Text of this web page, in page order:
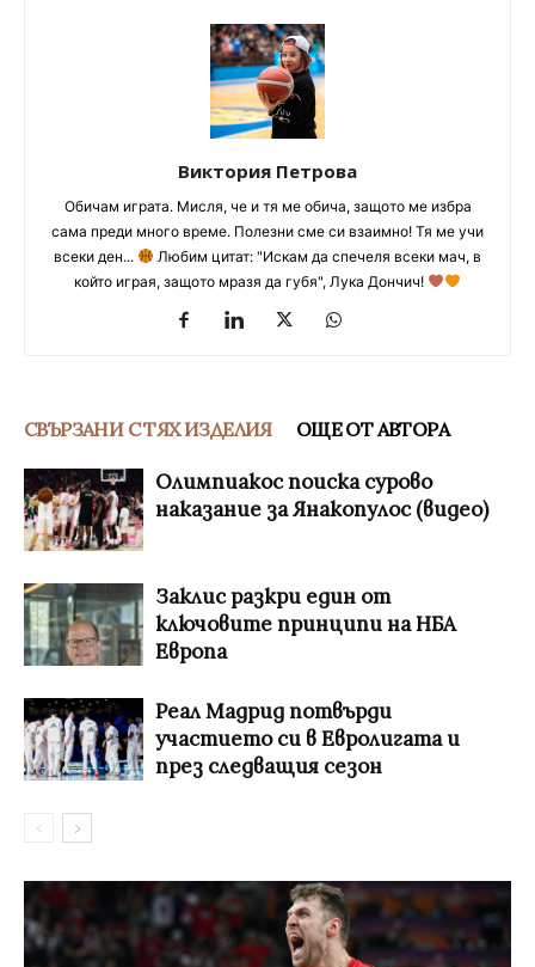
Виктория Петрова
Обичам играта. Мисля, че и тя ме обича, защото ме избра
сама преди много време. Полезни сме си взаимно! Тя ме учи
всеки ден...
Любим цитат: "Искам да спечеля всеки мач, в
който играя, защото мразя да губя", Лука Дончич!
СВЪРЗАНИ С ТЯХ ИЗДЕЛИЯ ОЩЕ ОТ АВТОРА
Олимпиакос поиска сурово
наказание за Янакопулос (видео)
Заклис разкри един от
ключовите принципи на НБА
Европа
Реал Мадрид потвърди
участието си в Евролигата и
през следващия сезон